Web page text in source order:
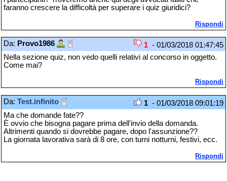
faranno crescere la difficoltà per superare i quiz giuridici?
Rispondi
Da: Provo1986 1 - 01/03/2018 01:47:45
Nella sezione quiz, non vedo quelli relativi al concorso in oggetto.
Come mai?
Rispondi
Da: Test.infinito 1 - 01/03/2018 09:01:19
Ma che domande fate??
È ovvio che bisogna pagare prima dell'invio della domanda.
Altrimenti quando si dovrebbe pagare, dopo l'assunzione??
La giornata lavorativa sarà di 8 ore, con turni notturni, festivi, ecc.
Rispondi